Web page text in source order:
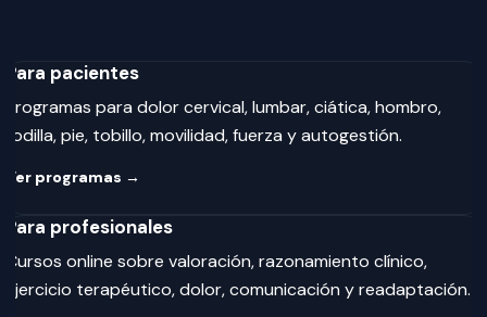
Para pacientes
Programas para dolor cervical, lumbar, ciática, hombro,
rodilla, pie, tobillo, movilidad, fuerza y autogestión.
Ver programas →
Para profesionales
Cursos online sobre valoración, razonamiento clínico,
ejercicio terapéutico, dolor, comunicación y readaptación.